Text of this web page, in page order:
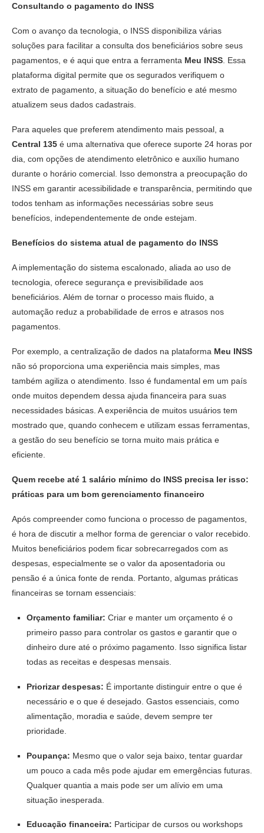
Consultando o pagamento do INSS
Com o avanço da tecnologia, o INSS disponibiliza várias
soluções para facilitar a consulta dos beneficiários sobre seus
pagamentos, e é aqui que entra a ferramenta Meu INSS . Essa
plataforma digital permite que os segurados verifiquem o
extrato de pagamento, a situação do benefício e até mesmo
atualizem seus dados cadastrais.
Para aqueles que preferem atendimento mais pessoal, a
Central 135 é uma alternativa que oferece suporte 24 horas por
dia, com opções de atendimento eletrônico e auxílio humano
durante o horário comercial. Isso demonstra a preocupação do
INSS em garantir acessibilidade e transparência, permitindo que
todos tenham as informações necessárias sobre seus
benefícios, independentemente de onde estejam.
Benefícios do sistema atual de pagamento do INSS
A implementação do sistema escalonado, aliada ao uso de
tecnologia, oferece segurança e previsibilidade aos
beneficiários. Além de tornar o processo mais fluido, a
automação reduz a probabilidade de erros e atrasos nos
pagamentos.
Por exemplo, a centralização de dados na plataforma Meu INSS
não só proporciona uma experiência mais simples, mas
também agiliza o atendimento. Isso é fundamental em um país
onde muitos dependem dessa ajuda financeira para suas
necessidades básicas. A experiência de muitos usuários tem
mostrado que, quando conhecem e utilizam essas ferramentas,
a gestão do seu benefício se torna muito mais prática e
eficiente.
Quem recebe até 1 salário mínimo do INSS precisa ler isso:
práticas para um bom gerenciamento financeiro
Após compreender como funciona o processo de pagamentos,
é hora de discutir a melhor forma de gerenciar o valor recebido.
Muitos beneficiários podem ficar sobrecarregados com as
despesas, especialmente se o valor da aposentadoria ou
pensão é a única fonte de renda. Portanto, algumas práticas
financeiras se tornam essenciais:
Orçamento familiar: Criar e manter um orçamento é o
primeiro passo para controlar os gastos e garantir que o
dinheiro dure até o próximo pagamento. Isso significa listar
todas as receitas e despesas mensais.
Priorizar despesas: É importante distinguir entre o que é
necessário e o que é desejado. Gastos essenciais, como
alimentação, moradia e saúde, devem sempre ter
prioridade.
Poupança: Mesmo que o valor seja baixo, tentar guardar
um pouco a cada mês pode ajudar em emergências futuras.
Qualquer quantia a mais pode ser um alívio em uma
situação inesperada.
Educação financeira: Participar de cursos ou workshops